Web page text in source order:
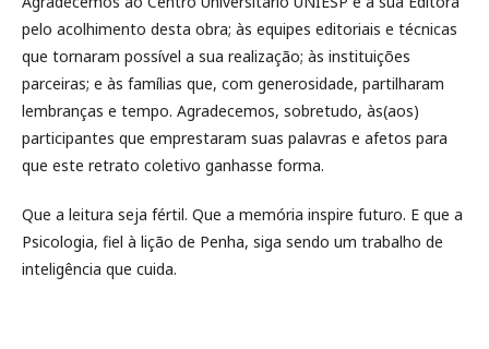
pelo acolhimento desta obra; às equipes editoriais e técnicas
que tornaram possível a sua realização; às instituições
parceiras; e às famílias que, com generosidade, partilharam
lembranças e tempo. Agradecemos, sobretudo, às(aos)
participantes que emprestaram suas palavras e afetos para
que este retrato coletivo ganhasse forma.
Que a leitura seja fértil. Que a memória inspire futuro. E que a
Psicologia, fiel à lição de Penha, siga sendo um trabalho de
inteligência que cuida.